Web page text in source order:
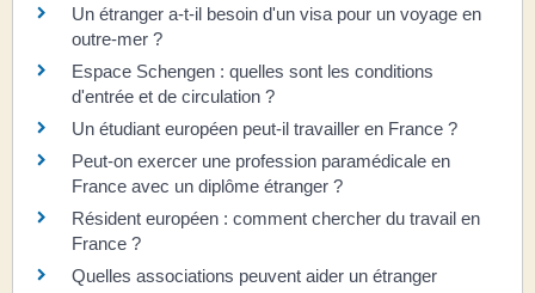
Un étranger a-t-il besoin d'un visa pour un voyage en
outre-mer ?
Espace Schengen : quelles sont les conditions
d'entrée et de circulation ?
Un étudiant européen peut-il travailler en France ?
Peut-on exercer une profession paramédicale en
France avec un diplôme étranger ?
Résident européen : comment chercher du travail en
France ?
Quelles associations peuvent aider un étranger